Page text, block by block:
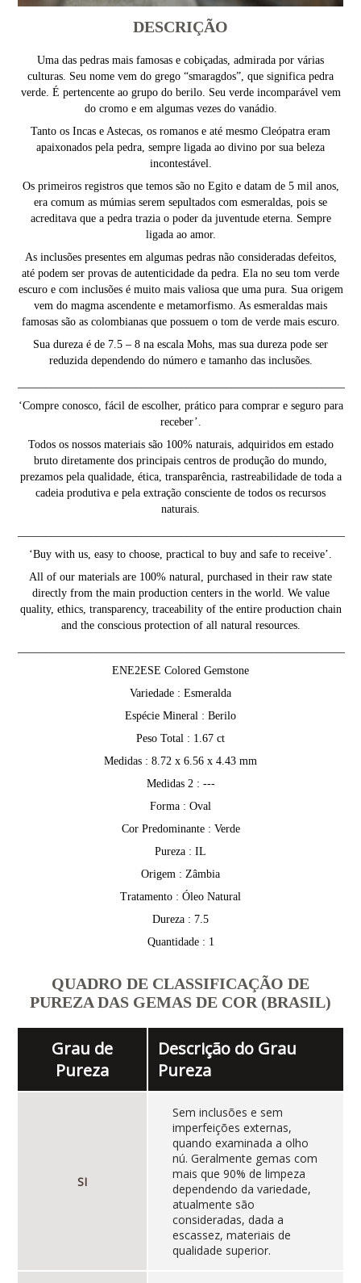
DESCRIÇÃO
Uma das pedras mais famosas e cobiçadas, admirada por várias
culturas. Seu nome vem do grego “smaragdos”, que significa pedra
verde. É pertencente ao grupo do berilo. Seu verde incomparável vem
do cromo e em algumas vezes do vanádio.
Tanto os Incas e Astecas, os romanos e até mesmo Cleópatra eram
apaixonados pela pedra, sempre ligada ao divino por sua beleza
incontestável.
Os primeiros registros que temos são no Egito e datam de 5 mil anos,
era comum as múmias serem sepultados com esmeraldas, pois se
acreditava que a pedra trazia o poder da juventude eterna. Sempre
ligada ao amor.
As inclusões presentes em algumas pedras não consideradas defeitos,
até podem ser provas de autenticidade da pedra. Ela no seu tom verde
escuro e com inclusões é muito mais valiosa que uma pura. Sua origem
vem do magma ascendente e metamorfismo. As esmeraldas mais
famosas são as colombianas que possuem o tom de verde mais escuro.
Sua dureza é de 7.5 – 8 na escala Mohs, mas sua dureza pode ser
reduzida dependendo do número e tamanho das inclusões.
‘Compre conosco, fácil de escolher, prático para comprar e seguro para
receber’.
Todos os nossos materiais são 100% naturais, adquiridos em estado
bruto diretamente dos principais centros de produção do mundo,
prezamos pela qualidade, ética, transparência, rastreabilidade de toda a
cadeia produtiva e pela extração consciente de todos os recursos
naturais.
‘Buy with us, easy to choose, practical to buy and safe to receive’.
All of our materials are 100% natural, purchased in their raw state
directly from the main production centers in the world. We value
quality, ethics, transparency, traceability of the entire production chain
and the conscious protection of all natural resources.
ENE2ESE Colored Gemstone
Variedade : Esmeralda
Espécie Mineral : Berilo
Peso Total : 1.67 ct
Medidas : 8.72 x 6.56 x 4.43 mm
Medidas 2 : ---
Forma : Oval
Cor Predominante : Verde
Pureza : IL
Origem : Zâmbia
Tratamento : Óleo Natural
Dureza : 7.5
Quantidade : 1
QUADRO DE CLASSIFICAÇÃO DE
PUREZA DAS GEMAS DE COR (BRASIL)
Grau de
Pureza
Descrição do Grau
Pureza
SI
Sem inclusões e sem
imperfeições externas,
quando examinada a olho
nú. Geralmente gemas com
mais que 90% de limpeza
dependendo da variedade,
atualmente são
consideradas, dada a
escassez, materiais de
qualidade superior.